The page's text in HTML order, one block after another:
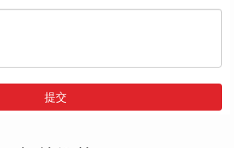
提交